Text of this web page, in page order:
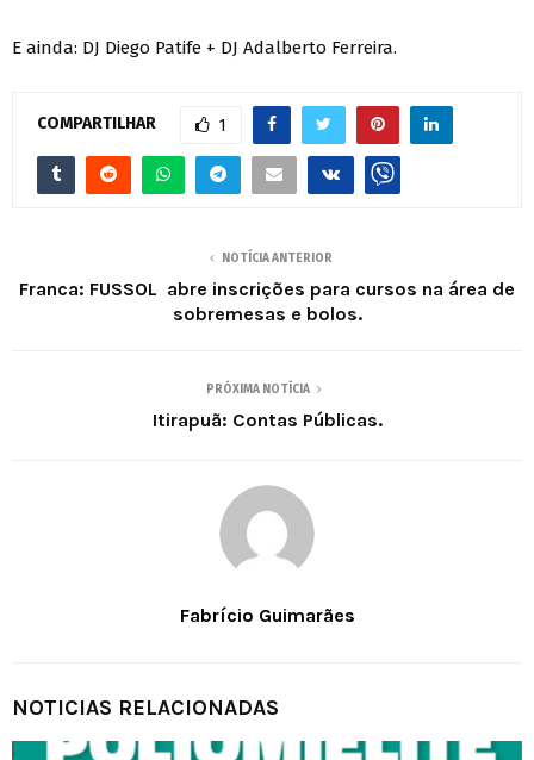
E ainda: DJ Diego Patife + DJ Adalberto Ferreira.
COMPARTILHAR 1
NOTÍCIA ANTERIOR
Franca: FUSSOL abre inscrições para cursos na área de
sobremesas e bolos.
PRÓXIMA NOTÍCIA
Itirapuã: Contas Públicas.
Fabrício Guimarães
NOTICIAS RELACIONADAS